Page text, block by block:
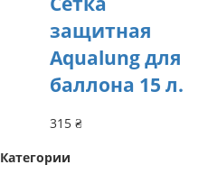
защитная
Aqualung для
баллона 15 л.
315 ₴
Категории